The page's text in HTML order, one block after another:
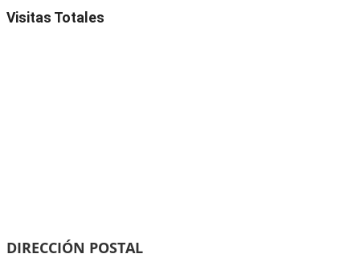
Visitas Totales
DIRECCIÓN POSTAL